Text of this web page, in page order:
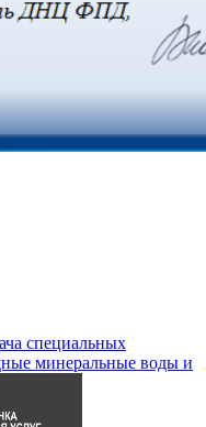
специальных
минеральные воды и